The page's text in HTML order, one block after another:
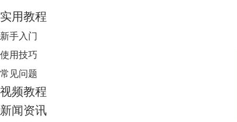
实用教程
新手入门
使用技巧
常见问题
视频教程
新闻资讯